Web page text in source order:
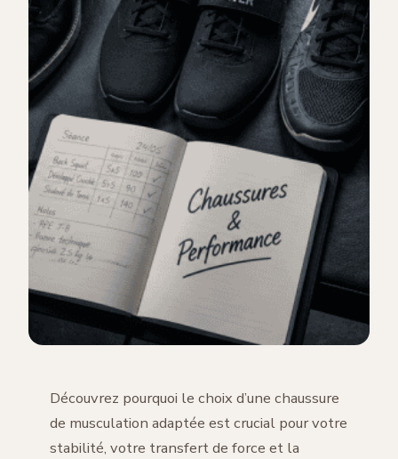
Découvrez pourquoi le choix d’une chaussure
de musculation adaptée est crucial pour votre
stabilité, votre transfert de force et la